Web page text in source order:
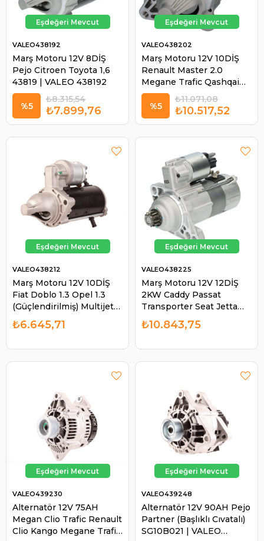
Marş Motoru 12V 8DİŞ
Pejo Citroen Toyota 1,6
43819 | VALEO 438192
VALEO438192
₺7.899,76
₺8.315,54
%5
Marş Motoru 12V 10DİŞ
Renault Master 2.0
Megane Trafic Qashqai
Master 438202 | VALEO
438202
VALEO438202
₺10.517,52
₺11.071,08
%5
Marş Motoru 12V 10DİŞ
Fiat Doblo 1.3 Opel 1.3
(Güçlendirilmiş) Multijet
Astra 1.8KWFIAT Doblo
Opel Corsa Combo Astra
VALEO438212
₺6.645,71
Marş Motoru 12V 12DİŞ
2KW Caddy Passat
Transporter Seat Jetta
Dizel | VALEO 438225
VALEO438225
₺10.843,75
Alternatör 12V 75AH
Megan Clio Trafic Renault
Clio Kango Megane Trafic
VALEO439230
Alternatör 12V 90AH Pejo
Partner (Başlıklı Cıvatalı)
SG10B021 | VALEO
VALEO439248